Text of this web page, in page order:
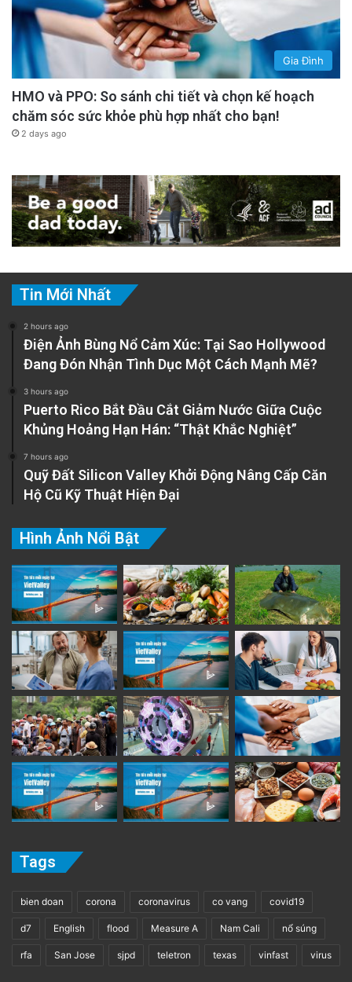
Gia Đình
HMO và PPO: So sánh chi tiết và chọn kế hoạch
chăm sóc sức khỏe phù hợp nhất cho bạn!
2 days ago
Tin Mới Nhất
2 hours ago
Điện Ảnh Bùng Nổ Cảm Xúc: Tại Sao Hollywood
Đang Đón Nhận Tình Dục Một Cách Mạnh Mẽ?
3 hours ago
Puerto Rico Bắt Đầu Cắt Giảm Nước Giữa Cuộc
Khủng Hoảng Hạn Hán: “Thật Khắc Nghiệt”
7 hours ago
Quỹ Đất Silicon Valley Khởi Động Nâng Cấp Căn
Hộ Cũ Kỹ Thuật Hiện Đại
Hình Ảnh Nổi Bật
Tags
bien doan corona coronavirus co vang covid19
d7 English flood Measure A Nam Cali nổ súng
rfa San Jose sjpd teletron texas vinfast virus